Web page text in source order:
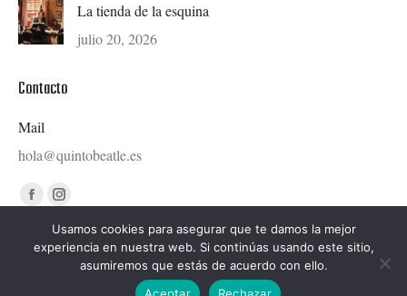
La tienda de la esquina
julio 20, 2026
Contacto
Mail
hola@quintobeatle.es
Find us on:
Facebook
page
opens
Instagram
page
opens
Diseñado por © Ondiseño.com 2020
Usamos cookies para asegurar que te damos la mejor
experiencia en nuestra web. Si continúas usando este sitio,
asumiremos que estás de acuerdo con ello.
Aceptar
Rechazar